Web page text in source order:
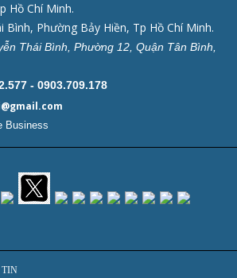
Hồ Chí Minh.
Bình, Phường Bảy Hiền, Tp Hồ Chí Minh.
Thái Bình, Phường 12, Quận Tân Bình,
- 0903.709.178
Business